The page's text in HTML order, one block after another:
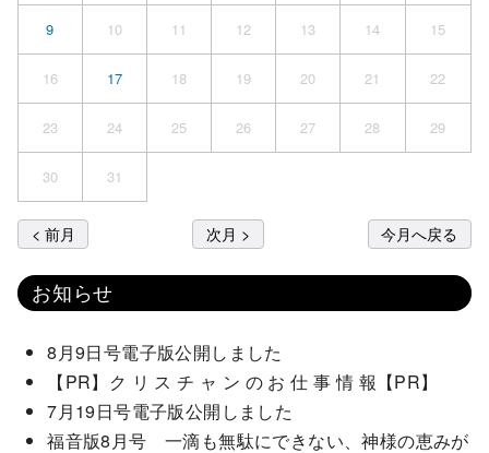
9 10 11 12 13 14 15
16 17 18 19 20 21 22
23 24 25 26 27 28 29
30 31
< 前月 次月 > 今月へ戻る
お知らせ
8月9日号電子版公開しました
【PR】ク リ ス チ ャ ン の お 仕 事 情 報【PR】
7月19日号電子版公開しました
福音版8月号 一滴も無駄にできない、神様の恵みが